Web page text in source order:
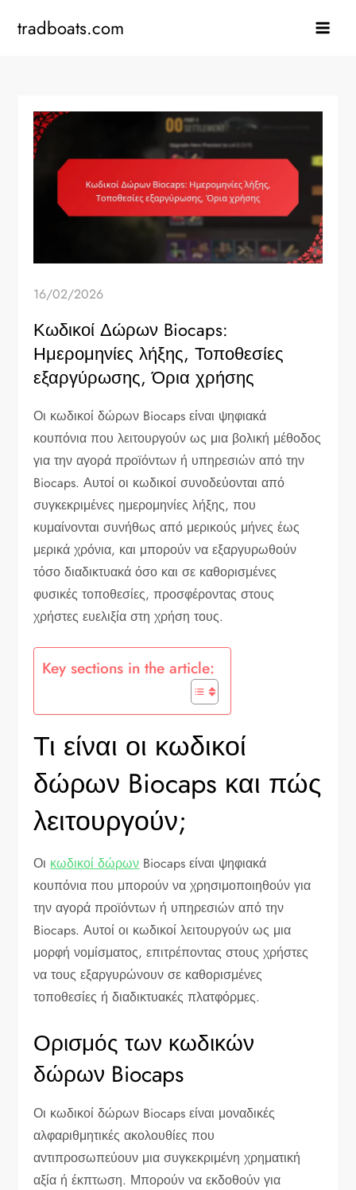
tradboats.com
16/02/2026
Κωδικοί Δώρων Biocaps:
Ημερομηνίες λήξης, Τοποθεσίες
εξαργύρωσης, Όρια χρήσης
Οι κωδικοί δώρων Biocaps είναι ψηφιακά
κουπόνια που λειτουργούν ως μια βολική μέθοδος
για την αγορά προϊόντων ή υπηρεσιών από την
Biocaps. Αυτοί οι κωδικοί συνοδεύονται από
συγκεκριμένες ημερομηνίες λήξης, που
κυμαίνονται συνήθως από μερικούς μήνες έως
μερικά χρόνια, και μπορούν να εξαργυρωθούν
τόσο διαδικτυακά όσο και σε καθορισμένες
φυσικές τοποθεσίες, προσφέροντας στους
χρήστες ευελιξία στη χρήση τους.
Key sections in the article:
Τι είναι οι κωδικοί
δώρων Biocaps και πώς
λειτουργούν;
Οι κωδικοί δώρων Biocaps είναι ψηφιακά
κουπόνια που μπορούν να χρησιμοποιηθούν για
την αγορά προϊόντων ή υπηρεσιών από την
Biocaps. Αυτοί οι κωδικοί λειτουργούν ως μια
μορφή νομίσματος, επιτρέποντας στους χρήστες
να τους εξαργυρώνουν σε καθορισμένες
τοποθεσίες ή διαδικτυακές πλατφόρμες.
Ορισμός των κωδικών
δώρων Biocaps
Οι κωδικοί δώρων Biocaps είναι μοναδικές
αλφαριθμητικές ακολουθίες που
αντιπροσωπεύουν μια συγκεκριμένη χρηματική
αξία ή έκπτωση. Μπορούν να εκδοθούν για